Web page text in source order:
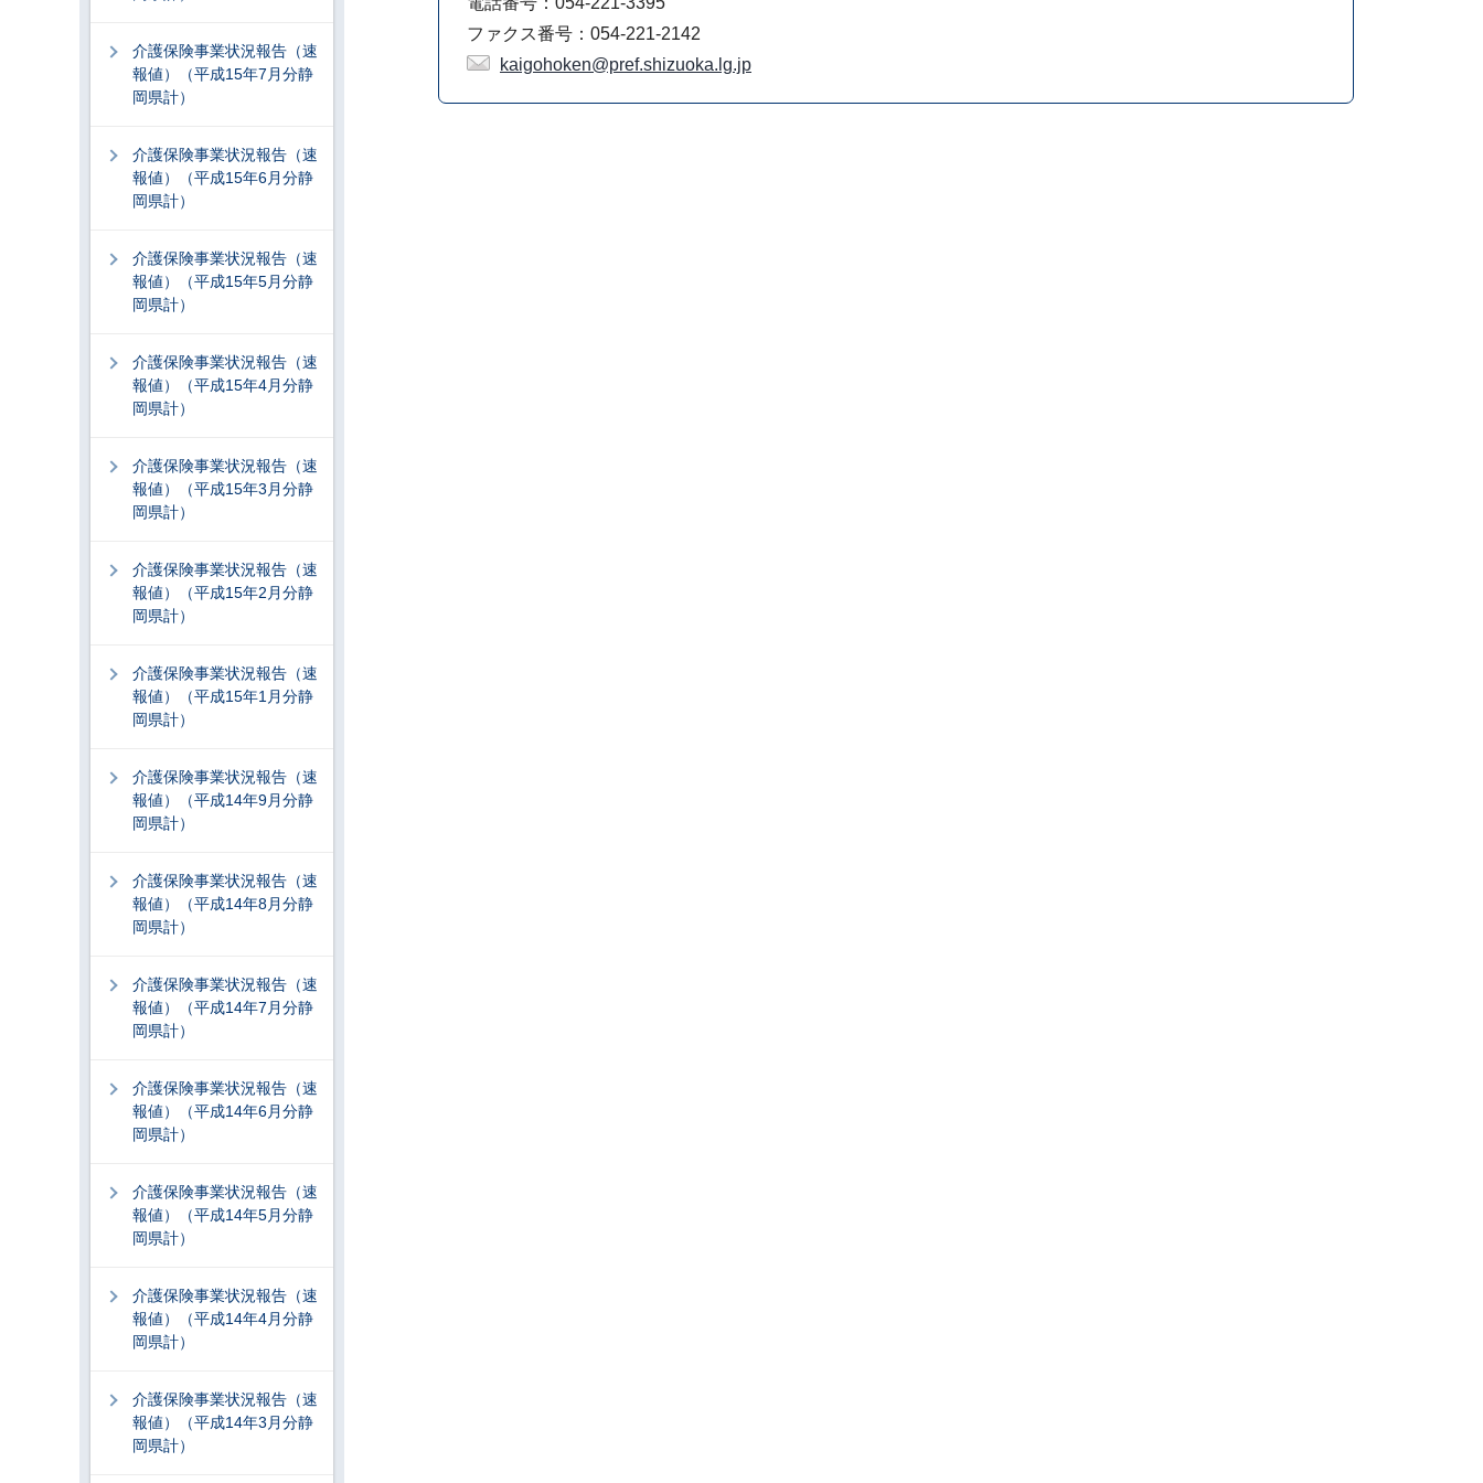
ファクス番号：054-221-2142
kaigohoken@pref.shizuoka.lg.jp
介護保険事業状況報告（速
報値）（平成15年7月分静
岡県計）
介護保険事業状況報告（速
報値）（平成15年6月分静
岡県計）
介護保険事業状況報告（速
報値）（平成15年5月分静
岡県計）
介護保険事業状況報告（速
報値）（平成15年4月分静
岡県計）
介護保険事業状況報告（速
報値）（平成15年3月分静
岡県計）
介護保険事業状況報告（速
報値）（平成15年2月分静
岡県計）
介護保険事業状況報告（速
報値）（平成15年1月分静
岡県計）
介護保険事業状況報告（速
報値）（平成14年9月分静
岡県計）
介護保険事業状況報告（速
報値）（平成14年8月分静
岡県計）
介護保険事業状況報告（速
報値）（平成14年7月分静
岡県計）
介護保険事業状況報告（速
報値）（平成14年6月分静
岡県計）
介護保険事業状況報告（速
報値）（平成14年5月分静
岡県計）
介護保険事業状況報告（速
報値）（平成14年4月分静
岡県計）
介護保険事業状況報告（速
報値）（平成14年3月分静
岡県計）